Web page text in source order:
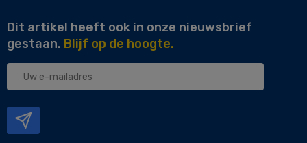
Dit artikel heeft ook in onze nieuwsbrief
gestaan. Blijf op de hoogte.
Uw